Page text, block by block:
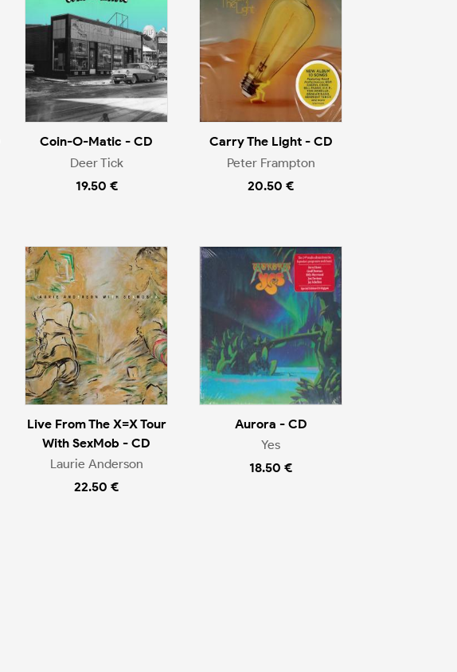
Coin-O-Matic - CD
Deer Tick
19.50 €
Carry The Light - CD
Peter Frampton
20.50 €
Live From The X=X Tour
With SexMob - CD
Laurie Anderson
22.50 €
Aurora - CD
Yes
18.50 €